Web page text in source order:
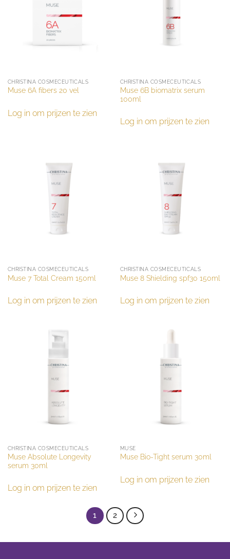
CHRISTINA COSMECEUTICALS
Muse 6A fibers 20 vel
Log in om prijzen te zien
CHRISTINA COSMECEUTICALS
Muse 6B biomatrix serum
100ml
Log in om prijzen te zien
CHRISTINA COSMECEUTICALS
Muse 7 Total Cream 150ml
Log in om prijzen te zien
CHRISTINA COSMECEUTICALS
Muse 8 Shielding spf30 150ml
Log in om prijzen te zien
CHRISTINA COSMECEUTICALS
Muse Absolute Longevity
serum 30ml
Log in om prijzen te zien
MUSE
Muse Bio-Tight serum 30ml
Log in om prijzen te zien
1 2